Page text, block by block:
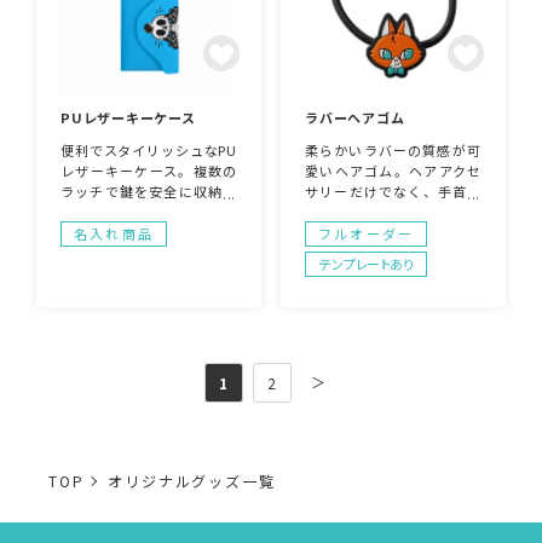
PUレザーキーケース
便利でスタイリッシュなPU
レザーキーケース。複数の
ラッチで鍵を安全に収納で
インが入れられるので、オ
リジナルの自由度が高い一
名入れ商品
ラバーヘアゴム
柔らかいラバーの質感が可
愛いヘアゴム。ヘアアクセ
サリーだけでなく、手首や
いアイテムとなっておりま
す！小物サイズなので、女
性向けのノベルティやガチ
フルオーダー
テンプレートあり
1 2 ＞
TOP オリジナルグッズ一覧